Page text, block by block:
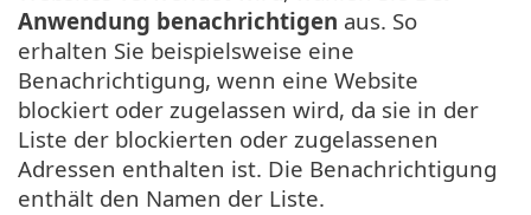
Anwendung benachrichtigen aus. So
erhalten Sie beispielsweise eine
Benachrichtigung, wenn eine Website
blockiert oder zugelassen wird, da sie in der
Liste der blockierten oder zugelassenen
Adressen enthalten ist. Die Benachrichtigung
enthält den Namen der Liste.